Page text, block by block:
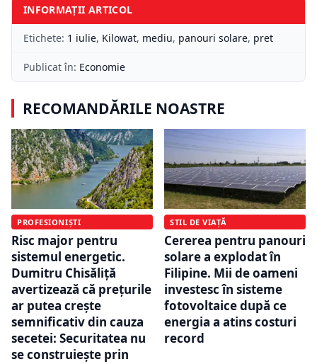
INFORMAȚII ARTICOL
Etichete: 1 iulie, Kilowat, mediu, panouri solare, pret
Publicat în: Economie
RECOMANDĂRILE NOASTRE
PROFESIONIȘTI
Risc major pentru
sistemul energetic.
Dumitru Chisăliță
avertizează că prețurile
ar putea crește
semnificativ din cauza
secetei: Securitatea nu
se construiește prin
STIL DE VIAȚĂ
Cererea pentru panouri
solare a explodat în
Filipine. Mii de oameni
investesc în sisteme
fotovoltaice după ce
energia a atins costuri
record